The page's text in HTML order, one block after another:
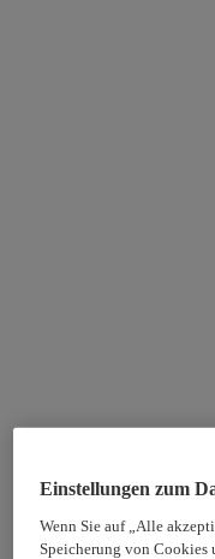
Einstellungen zum
Wenn Sie auf „Alle
Speicherung von